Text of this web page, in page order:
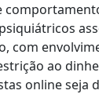
com
ao
online seja